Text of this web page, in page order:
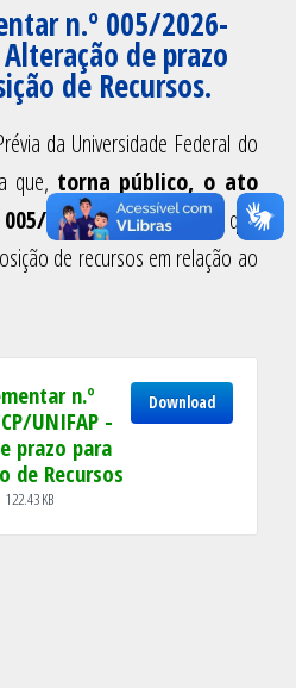
n.º 005/2026-
de prazo
de Recursos.
da Universidade Federal do
que, torna público, o ato
2026-CCP/UNIFAP, que
de recursos em relação ao
n.º
UNIFAP -
prazo para
de Recursos
122.43 KB
Download